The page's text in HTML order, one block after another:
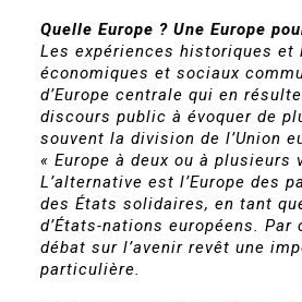
QuelleEurope ? Une Europe
Les expériences historiques et
économiques et sociaux
d’Europe centrale qui en
discours public à évoquer de
souvent la division de l’Union
« Europe à deux ou à plusieurs
L’alternative est l’Europe des
des États solidaires, en tant
d’États-nations européens. Par
débat sur l’avenir revêt une
particulière.